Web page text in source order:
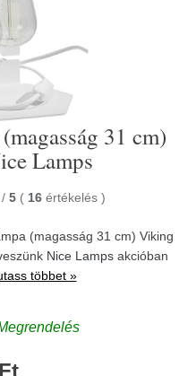
31 cm)
Lamps
/ 5 ( 16 értékelés )
(magasság 31 cm) Viking
Nice Lampsakcióban
többet »